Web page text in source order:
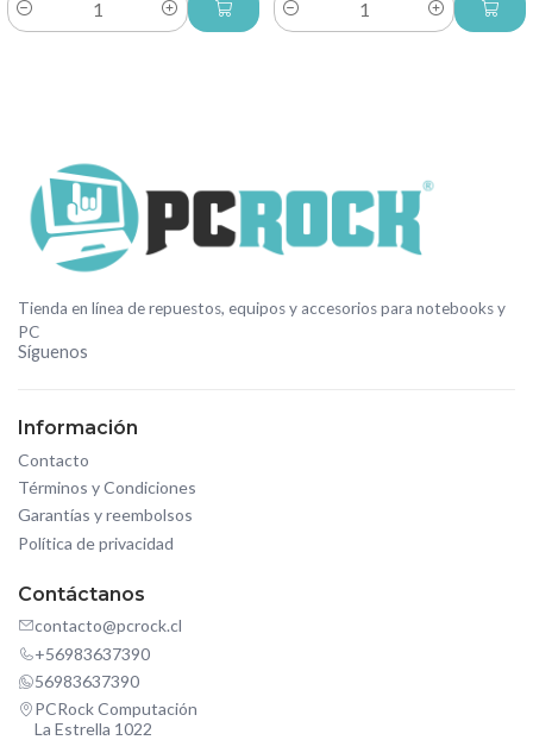
Cantidad Cantidad
Tienda en línea de repuestos, equipos y accesorios para notebooks y
PC
Síguenos
Información
Contacto
Términos y Condiciones
Garantías y reembolsos
Política de privacidad
Contáctanos
contacto@pcrock.cl
+56983637390
56983637390
PCRock Computación
La Estrella 1022